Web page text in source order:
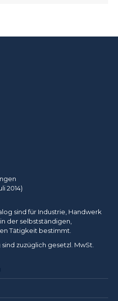
2014)
sind für Industrie, Handwerk
der selbstständigen,
Tätigkeit bestimmt.
zuzüglich gesetzl. MwSt.